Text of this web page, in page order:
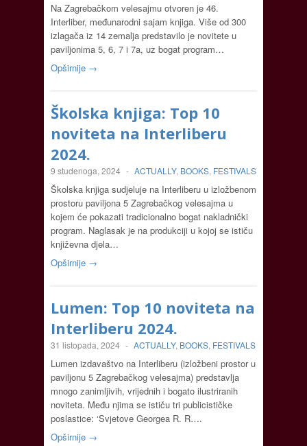
Na Zagrebačkom velesajmu otvoren je 46.
Interliber, međunarodni sajam knjiga. Više od 300
izlagača iz 14 zemalja predstavilo je novitete u
paviljonima 5, 6, 7 i 7a, uz bogat program…
Opširnije →
Školska knjiga: Top 10
noviteta na Interliberu
2024.
9 studenoga, 2024 - ACTUALLY, BOOKS, FESTIVALS
Školska knjiga sudjeluje na Interliberu u izložbenom
prostoru paviljona 5 Zagrebačkog velesajma u
kojem će pokazati tradicionalno bogat nakladnički
program. Naglasak je na produkciji u kojoj se ističu
književna djela…
Opširnije →
Lumen: Top 10 noviteta na
Interliberu 2024.
31 listopada, 2024 - ACTUALLY, BOOKS, FESTIVALS
Lumen izdavaštvo na Interliberu (izložbeni prostor u
paviljonu 5 Zagrebačkog velesajma) predstavlja
mnogo zanimljivih, vrijednih i bogato ilustriranih
noviteta. Među njima se ističu tri publicističke
poslastice: ‘Svjetove Georgea R. R….
Opširnije →